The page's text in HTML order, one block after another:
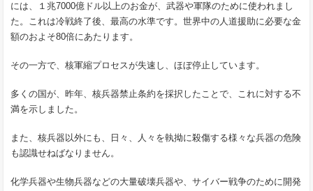
には、１兆7000億ドル以上のお金が、武器や軍隊のために使われまし
た。これは冷戦終了後、最高の水準です。世界中の人道援助に必要な金
額のおよそ80倍にあたります。
その一方で、核軍縮プロセスが失速し、ほぼ停止しています。
多くの国が、昨年、核兵器禁止条約を採択したことで、これに対する不
満を示しました。
また、核兵器以外にも、日々、人々を執拗に殺傷する様々な兵器の危険
も認識せねばなりません。
化学兵器や生物兵器などの大量破壊兵器や、サイバー戦争のために開発